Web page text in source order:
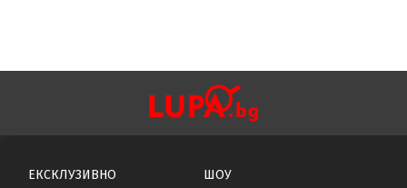
ЕКСКЛУЗИВНО
ШОУ